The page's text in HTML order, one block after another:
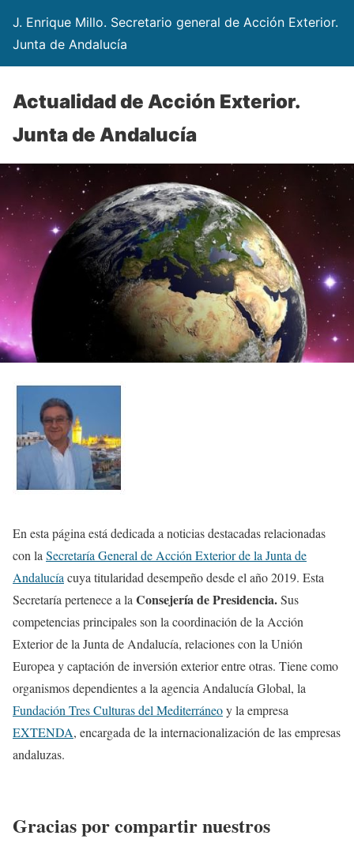
J. Enrique Millo. Secretario general de Acción Exterior.
Junta de Andalucía
Actualidad de Acción Exterior.
Junta de Andalucía
En esta página está dedicada a noticias destacadas relacionadas
con la Secretaría General de Acción Exterior de la Junta de
Andalucía cuya titularidad desempeño desde el año 2019. Esta
Secretaría pertenece a la Consejería de Presidencia.Sus
competencias principales son la coordinación de la Acción
Exterior de la Junta de Andalucía, relaciones con la Unión
Europea y captación de inversión exterior entre otras. Tiene como
organismos dependientes a la agencia Andalucía Global, la
Fundación Tres Culturas del Mediterráneoy la empresa
EXTENDA, encargada de la internacionalización de las empresas
andaluzas.
Gracias por compartir nuestros